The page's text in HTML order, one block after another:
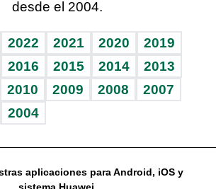
desde el 2004.
2022 2021 2020
2019
2016 2015 2014
2013
2010 2009 2008
2007
2004
aplicaciones para Android, iOS y